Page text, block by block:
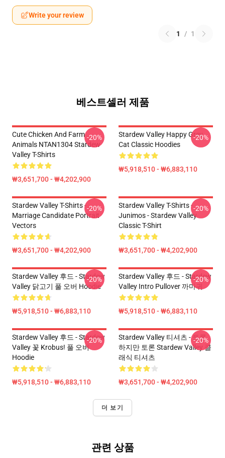
Write your review
1 / 1
베스트셀러 제품
Cute Chicken And Farm
Animals NTAN1304 Stardew
Valley T-Shirts
₩3,651,700 - ₩4,202,900
-20%
Stardew Valley Happy Grey
Cat Classic Hoodies
₩5,918,510 - ₩6,883,110
-20%
Stardew Valley T-Shirts -
Marriage Candidate Portrait
Vectors
₩3,651,700 - ₩4,202,900
-20%
Stardew Valley T-Shirts -
Junimos - Stardew Valley
Classic T-Shirt
₩3,651,700 - ₩4,202,900
-20%
Stardew Valley 후드 - Stardew
Valley 닭고기 풀 오버 Hoodie
₩5,918,510 - ₩6,883,110
-20%
Stardew Valley 후드 - Stardew
Valley Intro Pullover 까마귀
₩5,918,510 - ₩6,883,110
-20%
Stardew Valley 후드 - Stardew
Valley 꽃 Krobus! 풀 오버
Hoodie
₩5,918,510 - ₩6,883,110
-20%
Stardew Valley 티셔츠 - 토론
하지만 토론 Stardew Valley 클
래식 티셔츠
₩3,651,700 - ₩4,202,900
-20%
더 보기
관련 상품